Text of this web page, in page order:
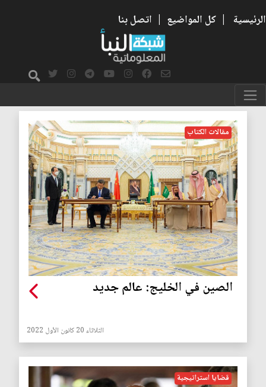
الرئيسية | كل المواضيع | اتصل بنا
اوربا
مقالات الكتاب
الصين في الخليج: عالم جديد
الثلاثاء 20 كانون الأول 2022
قضايا استراتيجية